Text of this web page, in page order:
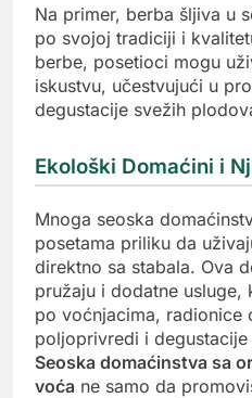
Na primer, berba šljiva u
po svojoj tradiciji i
berbe, posetioci mogu
iskustvu, učestvujući u
degustacije svežih
Ekološki Domaćini i
Mnoga seoska
posetama priliku da
direktno sa stabala. Ova
pružaju i dodatne usluge,
po voćnjacima, radionice
poljoprivredi i
Seoska domaćinstva sa
voća ne samo da